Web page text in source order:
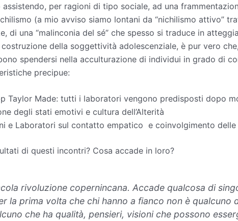
per ragioni di tipo sociale, ad una
(a mio avviso siamo lontani da “nichilismo attivo”
di una “malinconia del sé” che spesso si traduce in
della soggettività adolescenziale, è pur vero
spendersi nella acculturazione di individui in grado di
precipue:
Taylor Made: tutti i laboratori vengono predisposti dopo
degli stati emotivi e cultura dell’Alterità
e Laboratori sul contatto empatico e coinvolgimento
di questi incontri? Cosa accade in loro?
rivoluzione copernincana. Accade qualcosa di
la prima volta che chi hanno a fianco non è
che ha qualità, pensieri, visioni che possono